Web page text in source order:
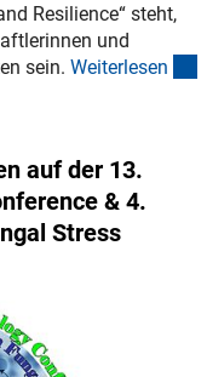
Resilience“ steht,
und
sein. Weiterlesen
auf der 13.
& 4.
Stress